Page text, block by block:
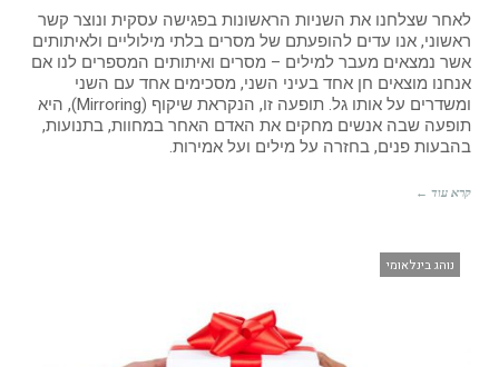
לאחר שצלחנו את השניות הראשונות בפגישה עסקית ונוצר קשר
ראשוני, אנו עדים להופעתם של מסרים בלתי מילוליים ולאיתותים
אשר נמצאים מעבר למילים – מסרים ואיתותים המספרים לנו אם
אנחנו מוצאים חן אחד בעיני השני, מסכימים אחד עם השני
ומשדרים על אותו גל. תופעה זו, הנקראת שיקוף (Mirroring), היא
תופעה שבה אנשים מחקים את האדם האחר במחוות, בתנועות,
בהבעות פנים, בחזרה על מילים ועל אמירות.
קרא עוד ←
נוהג בינלאומי